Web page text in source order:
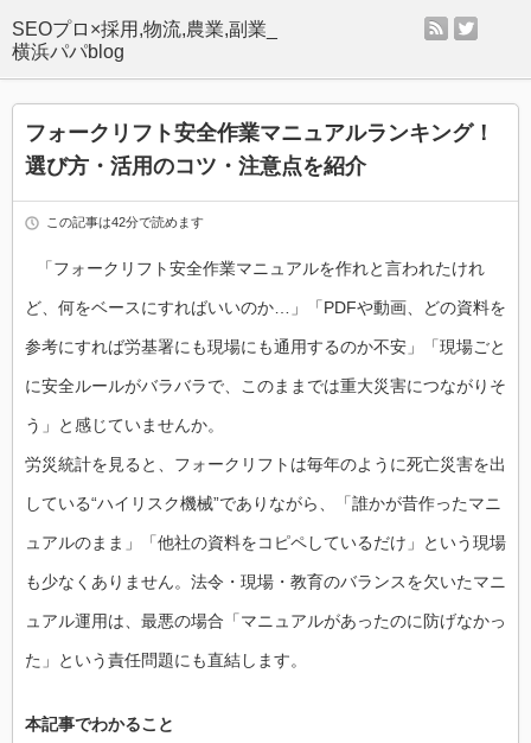
SEOプロ×採用,物流,農業,副業_
横浜パパblog
rss
フォークリフト安全作業マニュアルランキング！
選び方・活用のコツ・注意点を紹介
この記事は42分で読めます
「フォークリフト安全作業マニュアルを作れと言われたけれ
ど、何をベースにすればいいのか…」「PDFや動画、どの資料を
参考にすれば労基署にも現場にも通用するのか不安」「現場ごと
に安全ルールがバラバラで、このままでは重大災害につながりそ
う」と感じていませんか。
労災統計を見ると、フォークリフトは毎年のように死亡災害を出
している“ハイリスク機械”でありながら、「誰かが昔作ったマニ
ュアルのまま」「他社の資料をコピペしているだけ」という現場
も少なくありません。法令・現場・教育のバランスを欠いたマニ
ュアル運用は、最悪の場合「マニュアルがあったのに防げなかっ
た」という責任問題にも直結します。
本記事でわかること